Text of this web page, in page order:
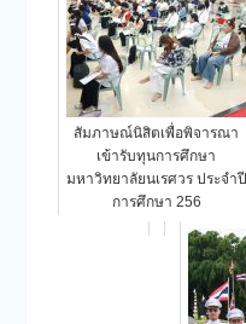
สัมภาษณ์นิสิตเพื่อพิจารณา
เข้ารับทุนการศึกษา
มหาวิทยาลัยนเรศวร ประจำปี
การศึกษา 256